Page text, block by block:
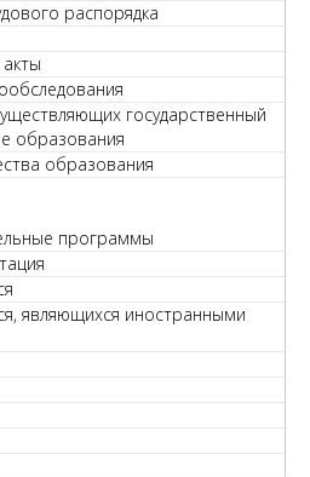
распорядка
государственный
образования
образования
программы
являющихся иностранными